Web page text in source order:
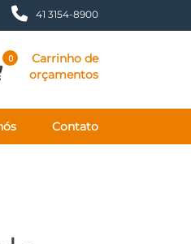
41 3154-8900
0
Carrinho de
orçamentos
Contato